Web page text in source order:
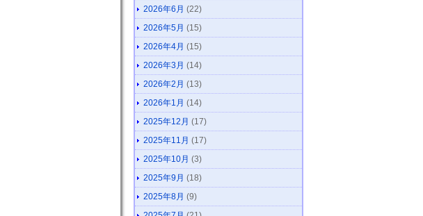
2026年6月 (22)
2026年5月 (15)
2026年4月 (15)
2026年3月 (14)
2026年2月 (13)
2026年1月 (14)
2025年12月 (17)
2025年11月 (17)
2025年10月 (3)
2025年9月 (18)
2025年8月 (9)